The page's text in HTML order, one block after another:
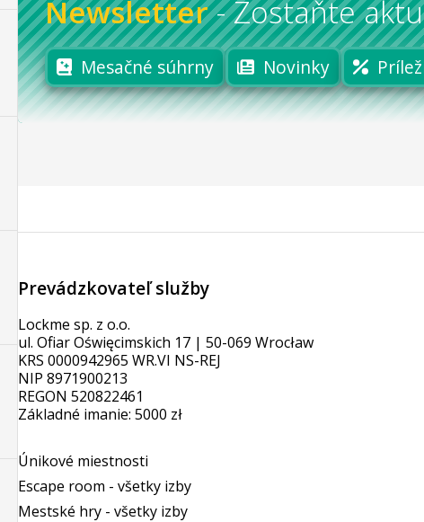
Newsletter -Zostaňte
Mesačné súhrny Novinky
Prevádzkovateľ služby
Lockme sp. z o.o.
ul. Ofiar Oświęcimskich 17 | 50-069 Wrocław
KRS 0000942965 WR.VI NS-REJ
NIP 8971900213
REGON 520822461
Základné imanie: 5000 zł
Únikové miestnosti
Escape room - všetky izby
Mestské hry - všetky izby